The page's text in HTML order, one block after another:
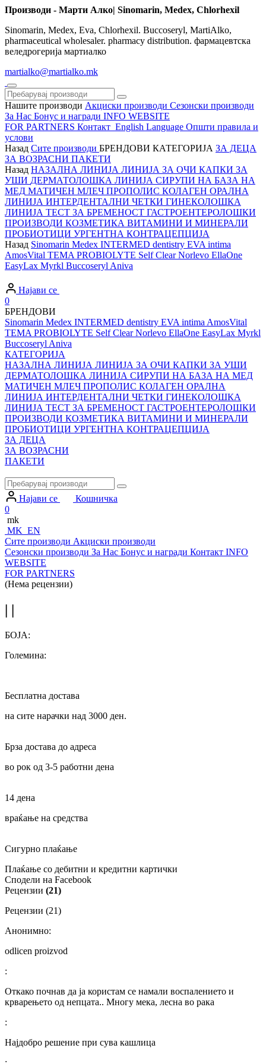
Производи - Марти Алко| Sinomarin, Medex, Chlorhexil
Sinomarin, Medex, Eva, Chlorhexil. Buccoseryl, MartiAlko,
pharmaceutical wholesaler. pharmacy distribution. фармацевтска
веледрогерија мартиалко
martialko@martialko.mk
Нашите производи Акциски производи Сезонски производи
За Нас Бонус и награди INFO WEBSITE
FOR PARTNERS Контакт English Language Општи правила и
услови
Назад Сите производи БРЕНДОВИ КАТЕГОРИЈА ЗА ДЕЦА
ЗА ВОЗРАСНИ ПАКЕТИ
Назад НАЗАЛНА ЛИНИЈА ЛИНИЈА ЗА ОЧИ КАПКИ ЗА
УШИ ДЕРМАТОЛОШКА ЛИНИЈА СИРУПИ НА БАЗА НА
МЕД МАТИЧЕН МЛЕЧ ПРОПОЛИС КОЛАГЕН ОРАЛНА
ЛИНИЈА ИНТЕРДЕНТАЛНИ ЧЕТКИ ГИНЕКОЛОШКА
ЛИНИЈА ТЕСТ ЗА БРЕМЕНОСТ ГАСТРОЕНТЕРОЛОШКИ
ПРОИЗВОДИ КОЗМЕТИКА ВИТАМИНИ И МИНЕРАЛИ
ПРОБИОТИЦИ УРГЕНТНА КОНТРАЦЕПЦИЈА
Назад Sinomarin Medex INTERMED dentistry EVA intima
AmosVital TEMA PROBIOLYTE Self Clear Norlevo EllaOne
EasyLax Myrkl Buccoseryl Aniva
Најави се
0
БРЕНДОВИ
Sinomarin Medex INTERMED dentistry EVA intima AmosVital
TEMA PROBIOLYTE Self Clear Norlevo EllaOne EasyLax Myrkl
Buccoseryl Aniva
КАТЕГОРИЈА
НАЗАЛНА ЛИНИЈА ЛИНИЈА ЗА ОЧИ КАПКИ ЗА УШИ
ДЕРМАТОЛОШКА ЛИНИЈА СИРУПИ НА БАЗА НА МЕД
МАТИЧЕН МЛЕЧ ПРОПОЛИС КОЛАГЕН ОРАЛНА
ЛИНИЈА ИНТЕРДЕНТАЛНИ ЧЕТКИ ГИНЕКОЛОШКА
ЛИНИЈА ТЕСТ ЗА БРЕМЕНОСТ ГАСТРОЕНТЕРОЛОШКИ
ПРОИЗВОДИ КОЗМЕТИКА ВИТАМИНИ И МИНЕРАЛИ
ПРОБИОТИЦИ УРГЕНТНА КОНТРАЦЕПЦИЈА
ЗА ДЕЦА
ЗА ВОЗРАСНИ
ПАКЕТИ
Најави се
Кошничка
0
mk
MK EN
Сите производи Акциски производи
Сезонски производи За Нас Бонус и награди Контакт INFO
WEBSITE
FOR PARTNERS
(Нема рецензии)
БОЈА:
Големина:
Бесплатна достава
на сите нарачки над 3000 ден.
Брза достава до адреса
во рок од 3-5 работни дена
14 дена
враќање на средства
Сигурно плаќање
Плаќање со дебитни и кредитни картички
Сподели на Facebook
Рецензии (21)
Рецензии (21)
Анонимно:
odlicen proizvod
:
Откако почнав да ја користам се намали воспалението и
крварењето од непцата.. Многу мека, лесна во рака
:
Најдобро решение при сува кашлица